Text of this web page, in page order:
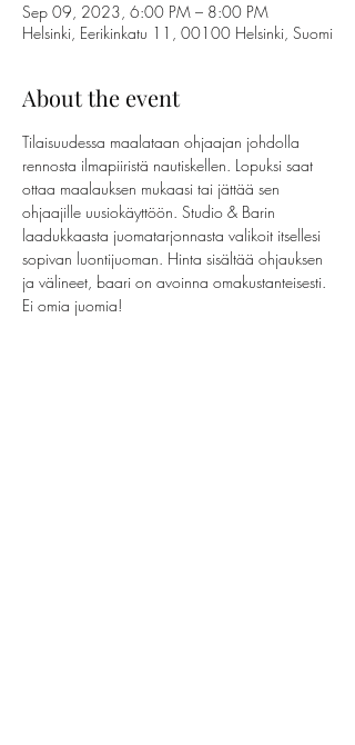
Sep 09, 2023, 6:00 PM – 8:00 PM
Helsinki, Eerikinkatu 11, 00100 Helsinki, Suomi
About the event
Tilaisuudessa maalataan ohjaajan johdolla
rennosta ilmapiiristä nautiskellen. Lopuksi saat
ottaa maalauksen mukaasi tai jättää sen
ohjaajille uusiokäyttöön. Studio & Barin
laadukkaasta juomatarjonnasta valikoit itsellesi
sopivan luontijuoman. Hinta sisältää ohjauksen
ja välineet, baari on avoinna omakustanteisesti.
Ei omia juomia!